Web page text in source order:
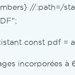
//:path=/
const pdf =
incorporées à